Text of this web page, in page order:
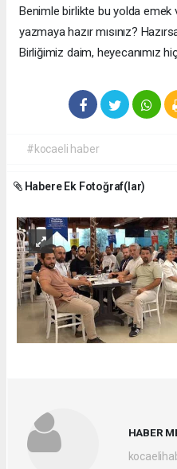
Benimle birlikte bu yolda emek
yazmaya hazır mısınız?
Birliğimiz daim, heyecanımız
#kocaeli haber
Habere Ek Fotoğraf(lar)
HABER